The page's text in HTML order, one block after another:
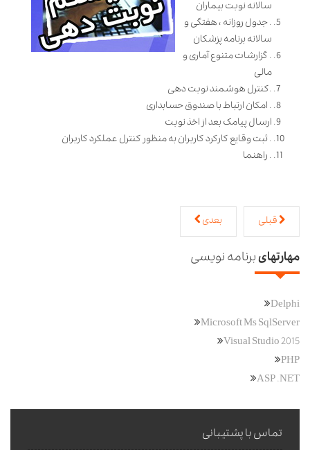
سالانه نوبت بیماران
. جدول روزانه ، هفتگی و
سالانه برنامه پزشکان
. گزارشات متنوع آماری و
مالی
.کنترل هوشمند نوبت دهی
. امکان ارتباط با صندوق حسابداری
ارسال پیامک بعد از اخذ نوبت
. ثبت وقایع کارکرد کاربران به منظور کنترل عملکرد کاربران
. راهنما
قبلی بعدی
مهارتهایبرنامه نویسی
Delphi
Microsoft Ms SqlServer
Visual Studio 2015
PHP
ASP .NET
تماس با پشتیبانی